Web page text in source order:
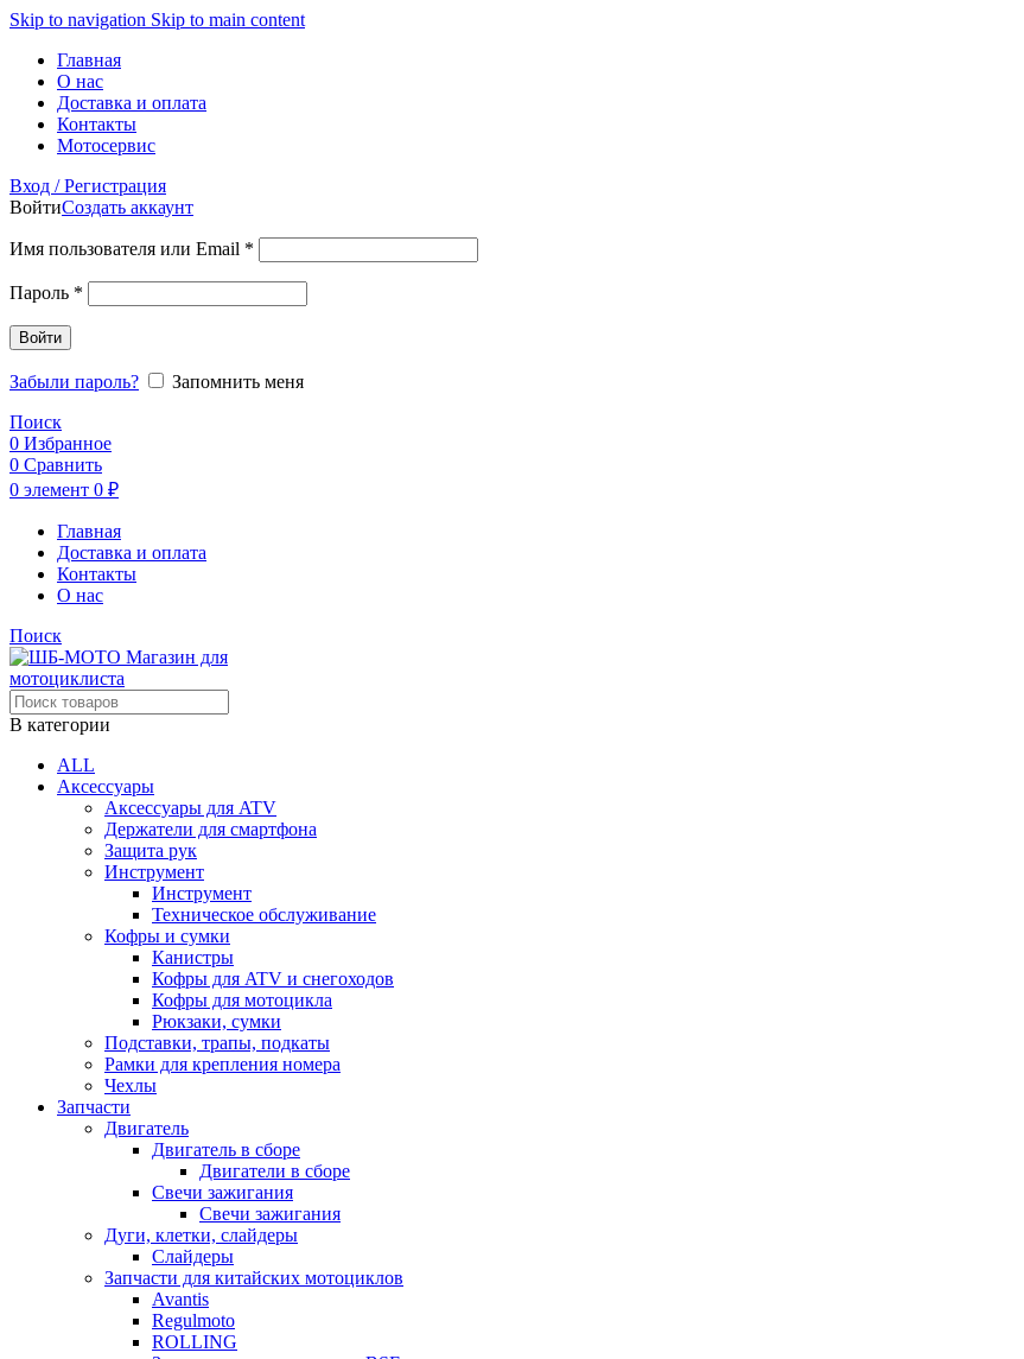
Skip to navigation Skip to main content
Главная
О нас
Доставка и оплата
Контакты
Мотосервис
Вход / Регистрация
ВойтиСоздать аккаунт
Имя пользователя или Email *
Пароль *
Войти
Забыли пароль?
Запомнить меня
Поиск
0 Избранное
0 Сравнить
0 элемент 0 ₽
Главная
Доставка и оплата
Контакты
О нас
Поиск
В категории
ALL
Аксессуары
Аксессуары для ATV
Держатели для смартфона
Защита рук
Инструмент
Инструмент
Техническое обслуживание
Кофры и сумки
Канистры
Кофры для ATV и снегоходов
Кофры для мотоцикла
Рюкзаки, сумки
Подставки, трапы, подкаты
Рамки для крепления номера
Чехлы
Запчасти
Двигатель
Двигатель в сборе
Двигатели в сборе
Свечи зажигания
Свечи зажигания
Дуги, клетки, слайдеры
Слайдеры
Запчасти для китайских мотоциклов
Avantis
Regulmoto
ROLLING